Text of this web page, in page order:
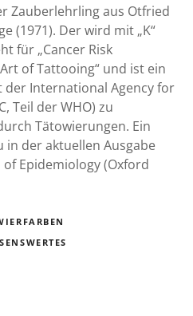
Zauberlehrling aus Otfried
(1971). Der wird mit „K“
für „Cancer Risk
of Tattooing“ und ist ein
International Agency for
Teil der WHO) zu
Tätowierungen. Ein
in der aktuellen Ausgabe
Epidemiology (Oxford